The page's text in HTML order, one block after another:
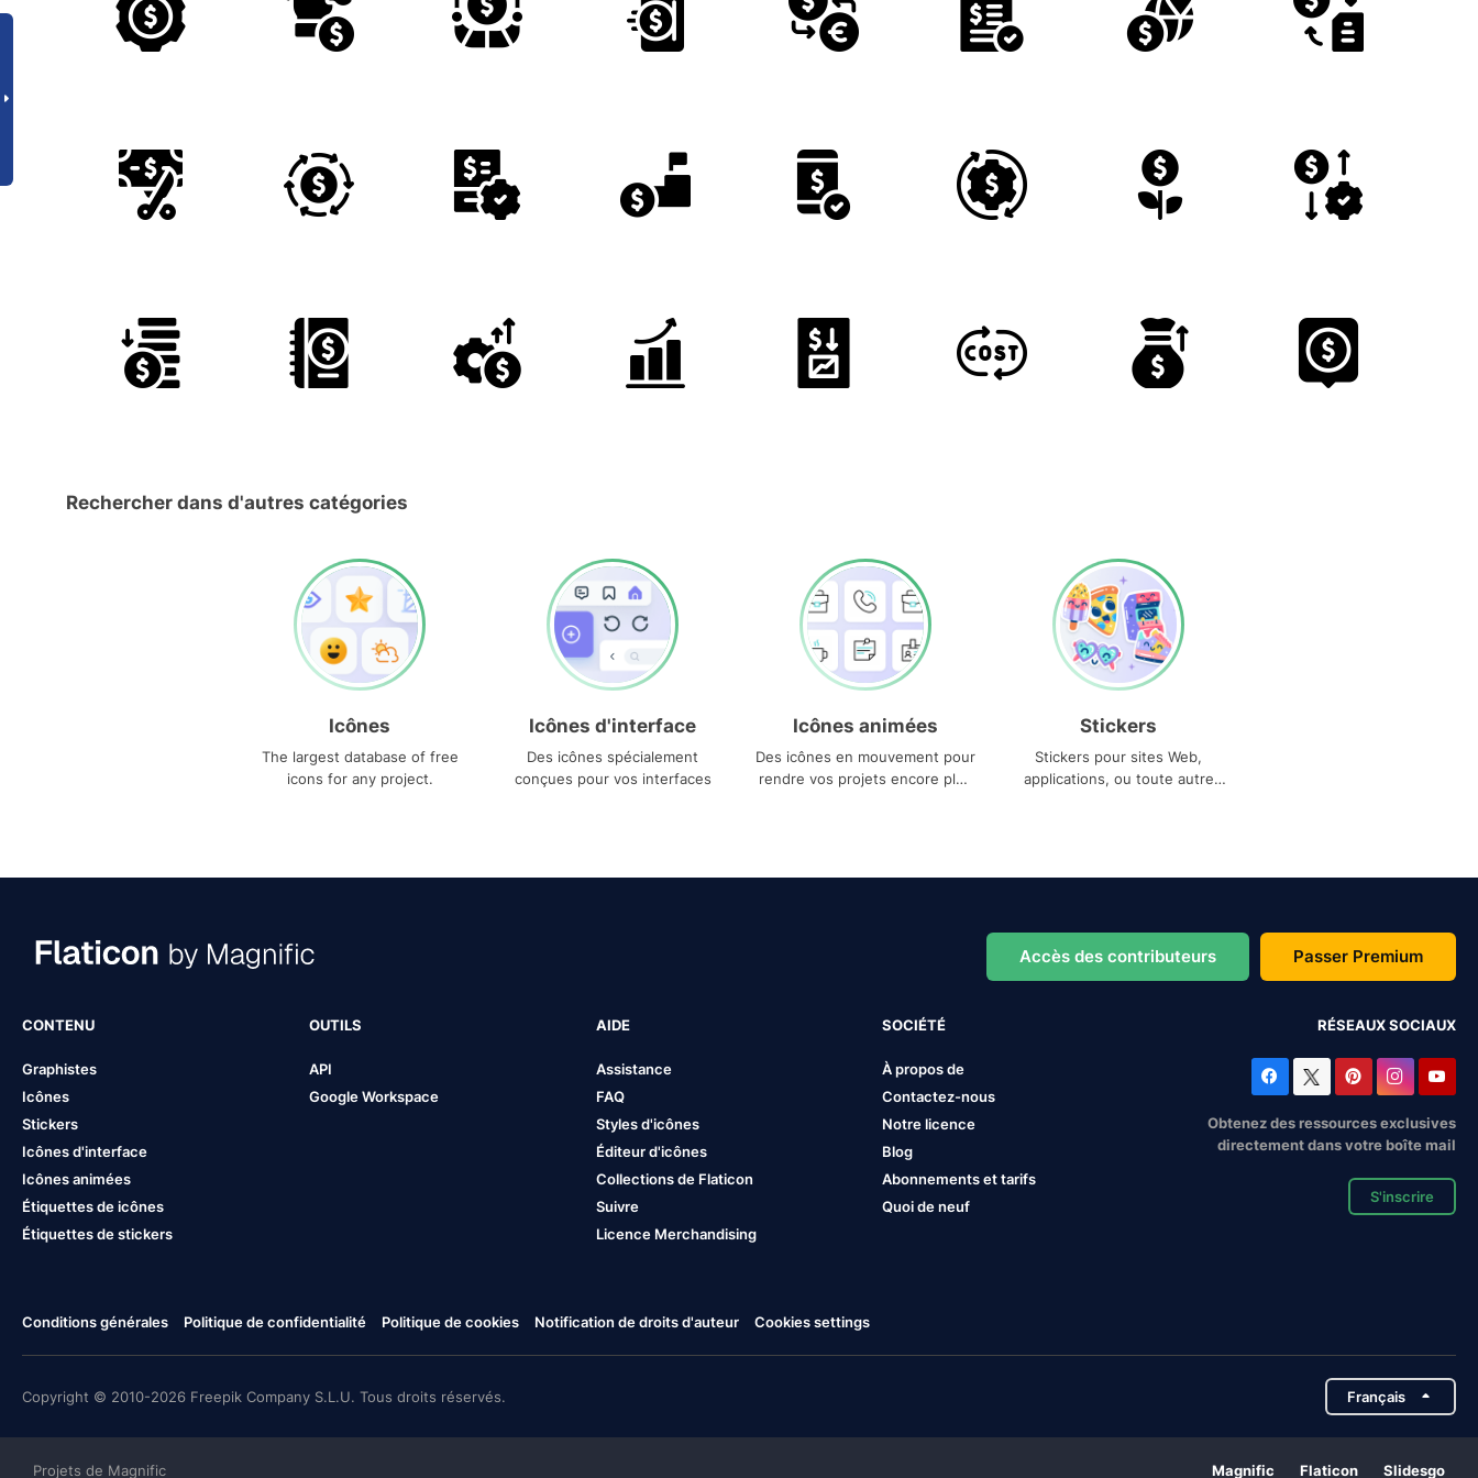
Rechercher dans d'autres catégories
Icônes
The largest database of free
icons for any project.
Icônes d'interface
Des icônes spécialement
conçues pour vos interfaces
Icônes animées
Des icônes en mouvement pour
rendre vos projets encore plus
Stickers
Stickers pour sites Web,
applications, ou toute autre
Accès des contributeurs Passer Premium
CONTENU
Graphistes
Icônes
Stickers
Icônes d'interface
Icônes animées
Étiquettes de icônes
Étiquettes de stickers
OUTILS
API
Google Workspace
AIDE
Assistance
FAQ
Styles d'icônes
Éditeur d'icônes
Collections de Flaticon
Suivre
Licence Merchandising
SOCIÉTÉ
À propos de
Contactez-nous
Notre licence
Blog
Abonnements et tarifs
Quoi de neuf
RÉSEAUX SOCIAUX
Obtenez des ressources exclusives
directement dans votre boîte mail
S'inscrire
Conditions générales Politique de confidentialité Politique de cookies Notification de droits d'auteur Cookies settings
Copyright © 2010-2026 Freepik Company S.L.U. Tous droits réservés. Français
Projets de Magnific Magnific Flaticon Slidesgo